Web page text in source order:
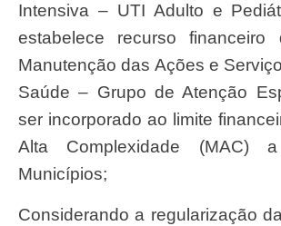
Intensiva – UTI Adulto e
estabelece recurso
Manutenção das Ações e
Saúde – Grupo de Atenção
ser incorporado ao limite
Alta Complexidade (MAC)
Municípios;
Considerando a regularização das pendências